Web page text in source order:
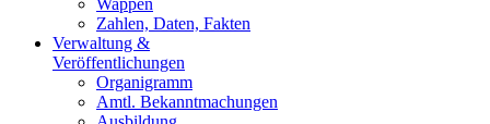
Wappen
Zahlen, Daten, Fakten
Verwaltung &
Veröffentlichungen
Organigramm
Amtl. Bekanntmachungen